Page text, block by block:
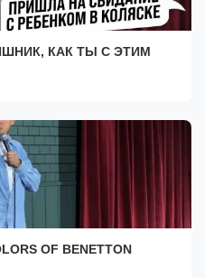
КАК ТЫ С ЭТИМ
OF BENETTON